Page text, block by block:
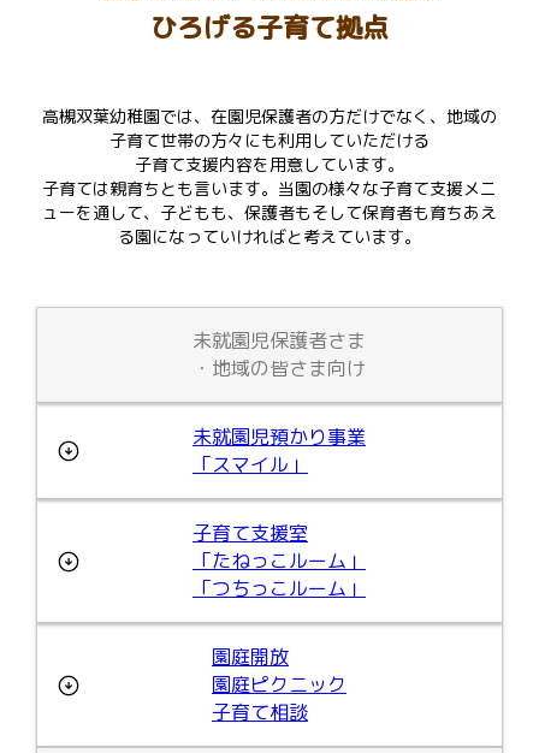
ひろげる子育て拠点
高槻双葉幼稚園では、在園児保護者の方だけでなく、地域の
子育て世帯の方々にも利用していただける
子育て支援内容を用意しています。
子育ては親育ちとも言います。当園の様々な子育て支援メニ
ューを通して、子どもも、保護者もそして保育者も育ちあえ
る園になっていければと考えています。
未就園児保護者さま
・地域の皆さま向け
未就園児預かり事業
「スマイル」
子育て支援室
「たねっこルーム」
「つちっこルーム」
園庭開放
園庭ピクニック
子育て相談